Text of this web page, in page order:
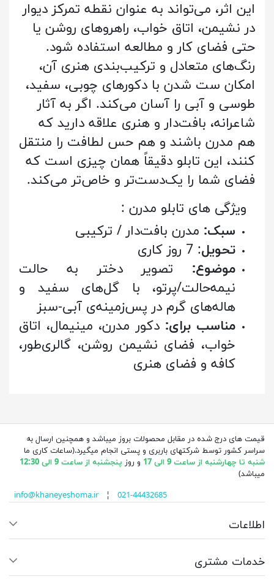
این اثر، می‌تواند به عنوان نقطه تمرکز دیوار
در نشیمن، اتاق خواب، راهروهای روشن یا
حتی فضای کار و مطالعه استفاده شود.
رنگ‌های متعادل و ترکیب‌بندی هنری آن،
امکان ست شدن با دکورهای چوبی، سفید،
طوسی و آبی را آسان می‌کند. اگر به آثار
شاعرانه، بافت‌دار و هنری علاقه دارید که
هم مدرن باشند و هم حس لطافت را منتقل
کنند، این تابلو دقیقاً همان چیزی است که
فضای شما را یک‌دست‌تر و خاص‌تر می‌کند.
سبک: مدرن بافت‌دار / ترکیبی
تحویل: 7 روز کاری
موضوع: تصویر دختر به حالت
نیمه‌حالت/پرتو، با گل‌های سفید و
هاله‌های گرم در پس‌زمینه‌ی آبی-سبز
مناسب برای: دکور مدرن، مینیمال، اتاق
خواب، فضای نشیمن روشن، گالری‌طور،
کافه و فضای هنری
قیمت های درج شده در مقابل محصولات بروز میباشد و همچنین ارسال به
سراسر کشور توسط شرکتهای باربری و پستی انجام میگیرد.(ساعات کاری ما
شنبه تا چهارشنبه از ساعت 9 الی 17
و روز پنجشنبه از ساعت 9 الی 12:30
میباشد)
info@khaneyeshoma.ir¦ 021-44432685
اطلاعات
خدمات مشتری